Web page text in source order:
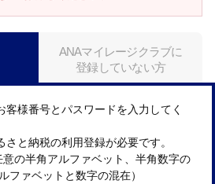
ANAマイレージクラブに
登録していない方
客様番号とパスワードを入力してく
さと納税の利用登録が必要です。
の半角アルファベット、半角数字の
ファベットと数字の混在）